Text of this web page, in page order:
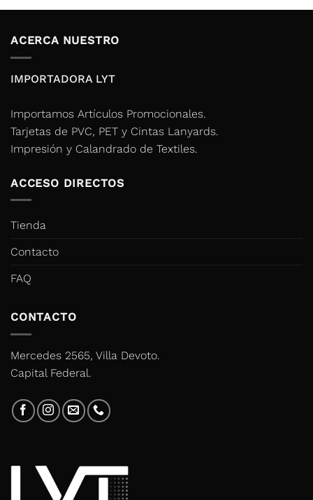
ACERCA NUESTRO
IMPORTADORA LYT
Importamos Artículos Promocionales.
Tarjetas de PVC, PET y Cintas Lanyards.
Impresión y Calandrado de Textiles.
ACCESO DIRECTOS
Tienda
Contacto
FAQ
CONTACTO
Mercedes 2565, Villa Devoto.
Capital Federal.